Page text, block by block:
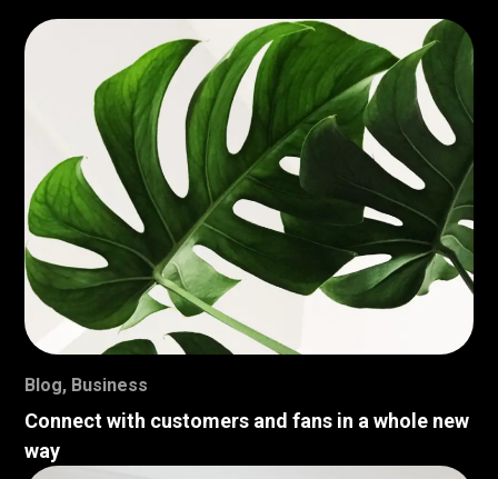
Blog, Business
Connect with customers and fans in a whole new
way